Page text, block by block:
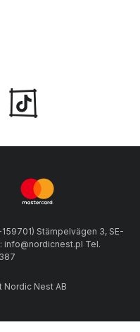
Stämpelvägen 3, SE-
info@nordicnest.pl Tel.
Nest AB